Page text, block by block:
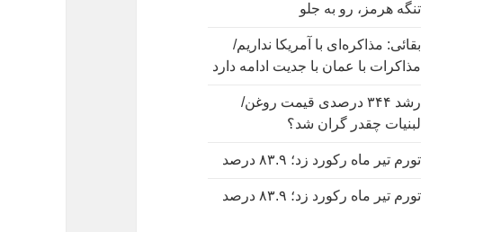
تنگه هرمز، رو به جلو
بقائی: مذاکره‌ای با آمریکا نداریم/
مذاکرات با عمان با جدیت ادامه دارد
رشد ۳۴۴ درصدی قیمت روغن/
لبنیات چقدر گران شد؟
تورم تیر ماه رکورد زد؛ ۸۳.۹ درصد
تورم تیر ماه رکورد زد؛ ۸۳.۹ درصد